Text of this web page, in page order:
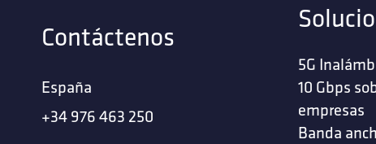
Contáctenos
España
+34 976 463 250
5G
10 Gbps
empresas
Banda